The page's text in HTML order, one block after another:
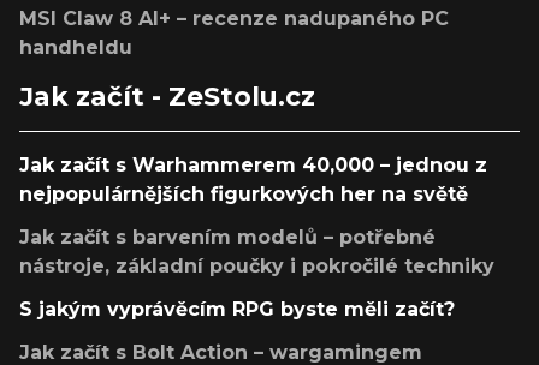
MSI Claw 8 AI+ – recenze nadupaného PC
handheldu
Jak začít - ZeStolu.cz
Jak začít s Warhammerem 40,000 – jednou z
nejpopulárnějších figurkových her na světě
Jak začít s barvením modelů – potřebné
nástroje, základní poučky i pokročilé techniky
S jakým vyprávěcím RPG byste měli začít?
Jak začít s Bolt Action – wargamingem